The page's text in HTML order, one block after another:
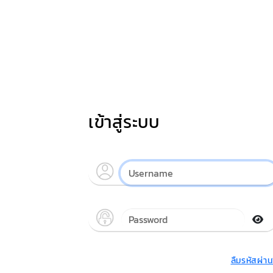
เข้าสู่ระบบ
ลืมรหัสผ่า